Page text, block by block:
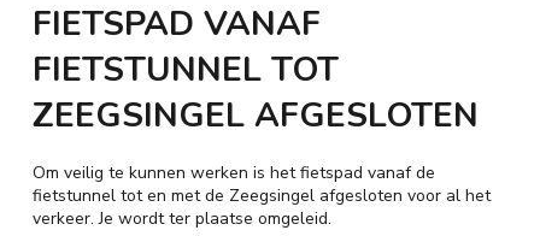
FIETSPAD VANAF
FIETSTUNNEL TOT
ZEEGSINGEL AFGESLOTEN
Om veilig te kunnen werken is het fietspad vanaf de
fietstunnel tot en met de Zeegsingel afgesloten voor al het
verkeer. Je wordt ter plaatse omgeleid.